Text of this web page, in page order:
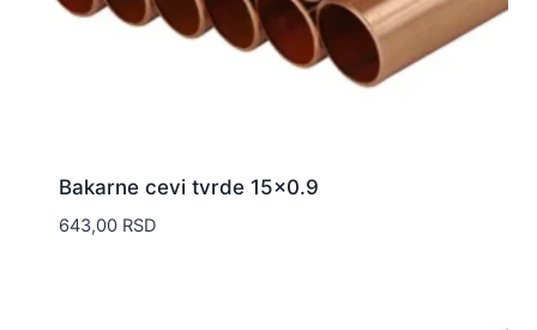
Bakarne cevi tvrde 15×0.9
643,00 RSD